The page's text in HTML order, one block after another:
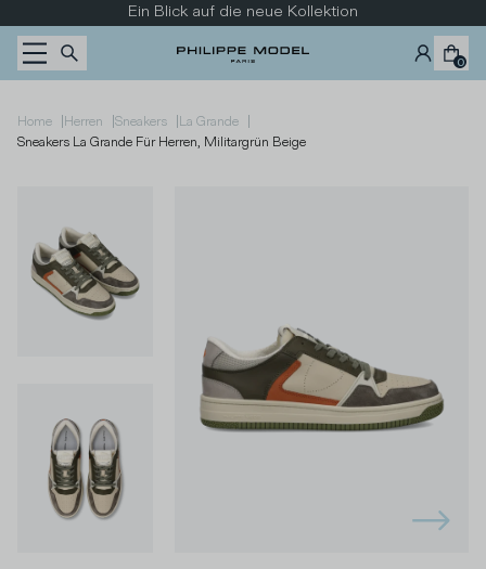
Zum Inhalt wechselnEin Blick auf die neue Kollektion
0
Home |Herren |Sneakers |La Grande |
Sneakers La Grande Für Herren, Militargrün Beige